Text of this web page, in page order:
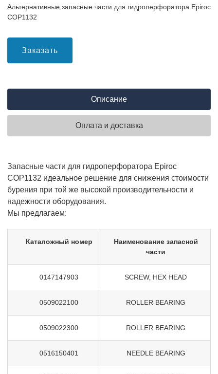
Альтернативные запасные части для гидроперфоратора Epiroc
COP1132
Заказать
Описание
Оплата и доставка
Запасные части для гидроперфоратора Epiroc
COP1132 идеальное решение для снижения стоимости
бурения при той же высокой производительности и
надежности оборудования.
Мы предлагаем:
Каталожный номер
Наименование запасной
части
0147147903 SCREW, HEX HEAD
0509022100 ROLLER BEARING
0509022300 ROLLER BEARING
0516150401 NEEDLE BEARING